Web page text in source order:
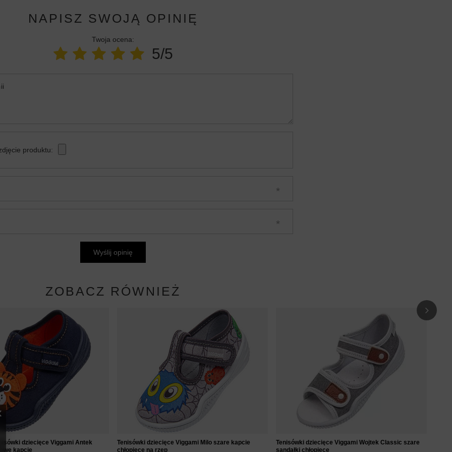
NAPISZ SWOJĄ OPINIĘ
Twoja ocena:
5/5
produktu:
Wyślij opinię
ZOBACZ RÓWNIEŻ
dziecięce Viggami Antek
kapcie
Tenisówki dziecięce Viggami Milo szare kapcie
chłopięce na rzep
Tenisówki dziecięce Viggami Wojtek Classic szare
sandałki chłopięce